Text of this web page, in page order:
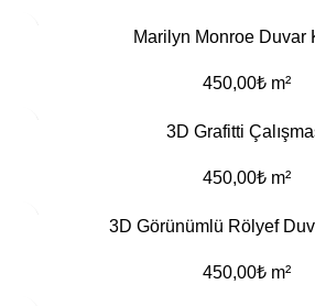
Marilyn Monroe Duvar
450,00₺ m²
3D Grafitti
450,00₺ m²
3D Görünümlü Rölyef
450,00₺ m²